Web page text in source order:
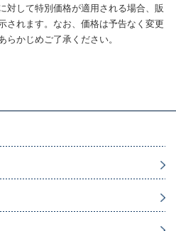
対して特別価格が適用される場合、販
されます。なお、価格は予告なく変更
かじめご了承ください。